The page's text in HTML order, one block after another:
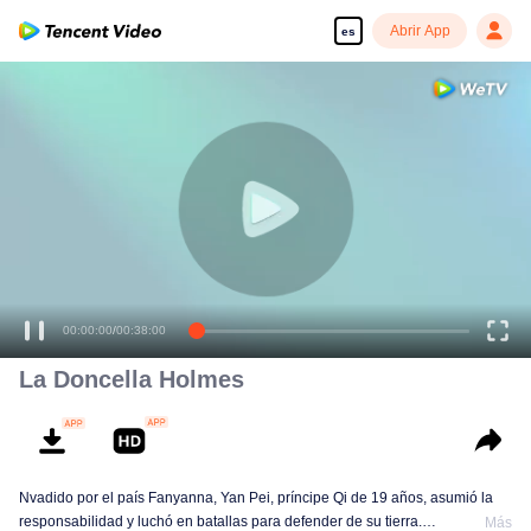
es Abrir App
00:00:00/00:38:00
La Doncella Holmes
Nvadido por el país Fanyanna, Yan Pei, príncipe Qi de 19 años, asumió la
responsabilidad y luchó en batallas para defender de su tierra.
Más